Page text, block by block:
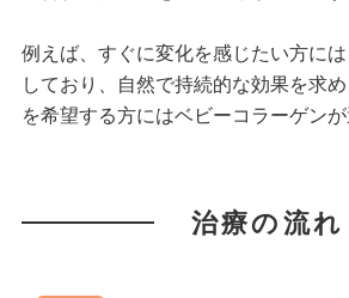
例えば、すぐに変化を感じたい方に
しており、自然で持続的な効果を求
を希望する方にはベビーコラーゲンが
治療の流れ